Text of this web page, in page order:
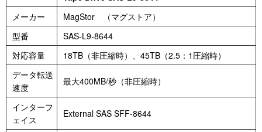
メーカー
MagStor （マグストア）
型番
SAS-L9-8644
対応容量
18TB（非圧縮時）、45TB（2.5：1圧縮時）
データ転送
速度
最大400MB/秒（非圧縮時）
インターフ
ェイス
External SAS SFF-8644